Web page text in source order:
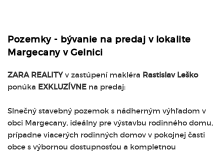
Pozemky - bývanie na predaj v lokalite
Margecany v Gelnici
ZARA REALITYv zastúpení makléra Rastislav Leško
ponúka EXKLUZÍVNE na predaj:
Slnečný stavebný pozemok s nádherným výhľadom v
obci Margecany, ideálny pre výstavbu rodinného domu,
prípadne viacerých rodinných domov v pokojnej časti
obce s výbornou dostupnosťou a kompletnou